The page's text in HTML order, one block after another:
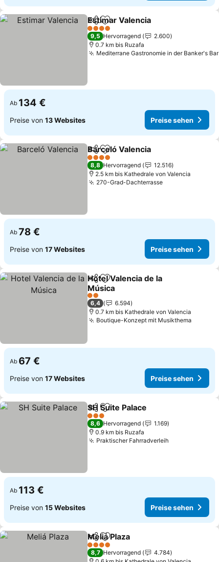
TeilenZu Favoriten hinzufügen
Estimar Valencia
4 Sterne
9,5 Hervorragend
2.600
0.7 km bis Ruzafa
Mediterrane Gastronomie in der Banker's Bar
Ab 134 €
Preise von 13 Websites Preise sehen
TeilenZu Favoriten hinzufügen
Barceló Valencia
4 Sterne
8,8 Hervorragend
12.516
2.5 km bis Kathedrale von Valencia
270-Grad-DachterrassePreise sehen
Ab 78 €
Preise von 17 Websites Preise sehen
TeilenZu Favoriten hinzufügen
Hotel Valencia de la
Música
Preise sehen
2 Sterne
6,4
6.594
0.7 km bis Kathedrale von Valencia
Boutique-Konzept mit Musikthema
Ab 67 €
Preise von 17 Websites Preise sehen
TeilenZu Favoriten hinzufügen
SH Suite Palace
3 Sterne
8,6 Hervorragend
1.169
0.9 km bis Ruzafa
Praktischer FahrradverleihPreise sehen
Ab 113 €
Preise von 15 Websites Preise sehen
TeilenZu Favoriten hinzufügen
Meliá Plaza
4 Sterne
8,7 Hervorragend
4.784